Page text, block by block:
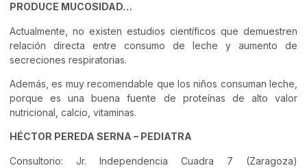
PRODUCE MUCOSIDAD…
Actualmente, no existen estudios científicos que demuestren
relación directa entre consumo de leche y aumento de
secreciones respiratorias.
Además, es muy recomendable que los niños consuman leche,
porque es una buena fuente de proteínas de alto valor
nutricional, calcio, vitaminas.
HÉCTOR PEREDA SERNA – PEDIATRA
Consultorio: Jr. Independencia Cuadra 7 (Zaragoza)